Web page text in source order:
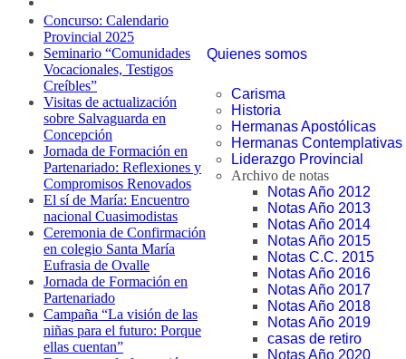
Quienes somos
Carisma
Historia
Hermanas Apostólicas
Hermanas Contemplativas
Liderazgo Provincial
Archivo de notas
Notas Año 2012
Notas Año 2013
Notas Año 2014
Notas Año 2015
Notas C.C. 2015
Notas Año 2016
Notas Año 2017
Notas Año 2018
Notas Año 2019
casas de retiro
Notas Año 2020
Concurso: Calendario
Provincial 2025
Seminario “Comunidades
Vocacionales, Testigos
Creíbles”
Visitas de actualización
sobre Salvaguarda en
Concepción
Jornada de Formación en
Partenariado: Reflexiones y
Compromisos Renovados
El sí de María: Encuentro
nacional Cuasimodistas
Ceremonia de Confirmación
en colegio Santa María
Eufrasia de Ovalle
Jornada de Formación en
Partenariado
Campaña “La visión de las
niñas para el futuro: Porque
ellas cuentan”